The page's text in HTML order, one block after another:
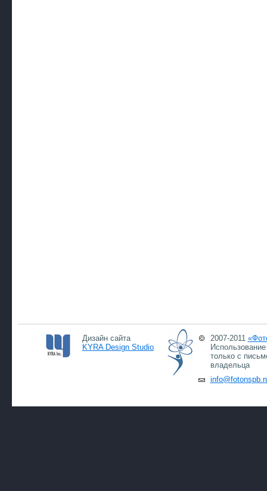
Дизайн сайта
KYRA Design Studio
2007-2011
только с
владельца